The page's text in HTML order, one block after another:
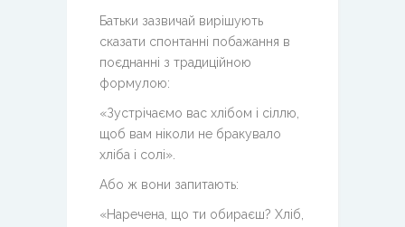
Батьки зазвичай вирішують
сказати спонтанні побажання в
поєднанні з традиційною
формулою:
«Зустрічаємо вас хлібом і сіллю,
щоб вам ніколи не бракувало
хліба і солі».
Або ж вони запитають:
«Наречена, що ти обираєш? Хліб,